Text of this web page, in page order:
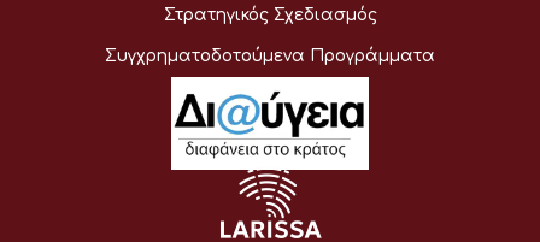
Στρατηγικός Σχεδιασμός
Συγχρηματοδοτούμενα Προγράμματα